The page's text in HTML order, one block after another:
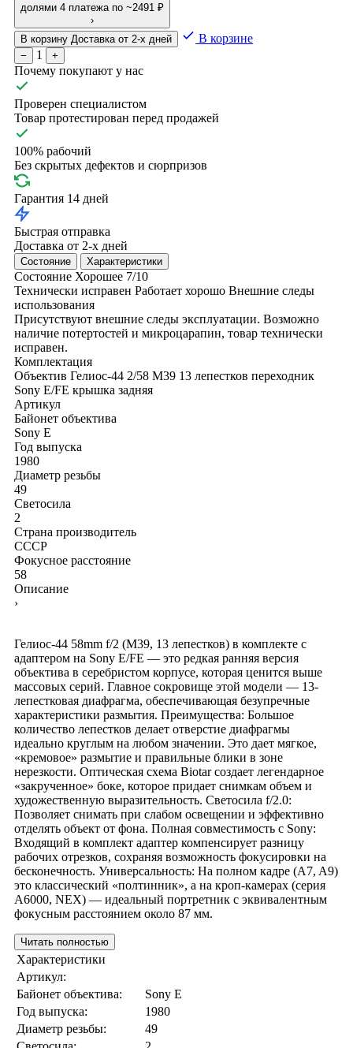
долями 4 платежа по ~2491 ₽
›
В корзину Доставка от 2-х дней В корзине
− 1 +
Почему покупают у нас
Проверен специалистом
Товар протестирован перед продажей
100% рабочий
Без скрытых дефектов и сюрпризов
Гарантия 14 дней
Быстрая отправка
Доставка от 2-х дней
Состояние Характеристики
Состояние Хорошее 7/10
Технически исправен Работает хорошо Внешние следы
использования
Присутствуют внешние следы эксплуатации. Возможно
наличие потертостей и микроцарапин, товар технически
исправен.
Комплектация
Объектив Гелиос-44 2/58 М39 13 лепестков переходник
Sony E/FE крышка задняя
Артикул
Байонет объектива
Sony E
Год выпуска
1980
Диаметр резьбы
49
Светосила
2
Страна производитель
СССР
Фокусное расстояние
58
Описание
›
Гелиос-44 58mm f/2 (М39, 13 лепестков) в комплекте с
адаптером на Sony E/FE — это редкая ранняя версия
объектива в серебристом корпусе, которая ценится выше
массовых серий. Главное сокровище этой модели — 13-
лепестковая диафрагма, обеспечивающая безупречные
характеристики размытия. Преимущества: Большое
количество лепестков делает отверстие диафрагмы
идеально круглым на любом значении. Это дает мягкое,
«кремовое» размытие и правильные блики в зоне
нерезкости. Оптическая схема Biotar создает легендарное
«закрученное» боке, которое придает снимкам объем и
художественную выразительность. Светосила f/2.0:
Позволяет снимать при слабом освещении и эффективно
отделять объект от фона. Полная совместимость с Sony:
Входящий в комплект адаптер компенсирует разницу
рабочих отрезков, сохраняя возможность фокусировки на
бесконечность. Универсальность: На полном кадре (A7, A9)
это классический «полтинник», а на кроп-камерах (серия
A6000, NEX) — идеальный портретник с эквивалентным
фокусным расстоянием около 87 мм.
Читать полностью
Характеристики
Артикул:
Байонет объектива:
Sony E
Год выпуска:
1980
Диаметр резьбы:
49